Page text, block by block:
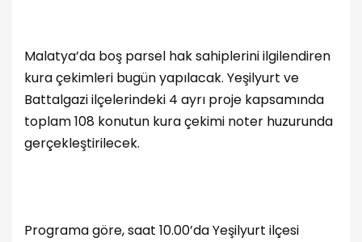
Malatya’da boş parsel hak sahiplerini ilgilendiren
kura çekimleri bugün yapılacak. Yeşilyurt ve
Battalgazi ilçelerindeki 4 ayrı proje kapsamında
toplam 108 konutun kura çekimi noter huzurunda
gerçekleştirilecek.
Programa göre, saat 10.00’da Yeşilyurt ilçesi